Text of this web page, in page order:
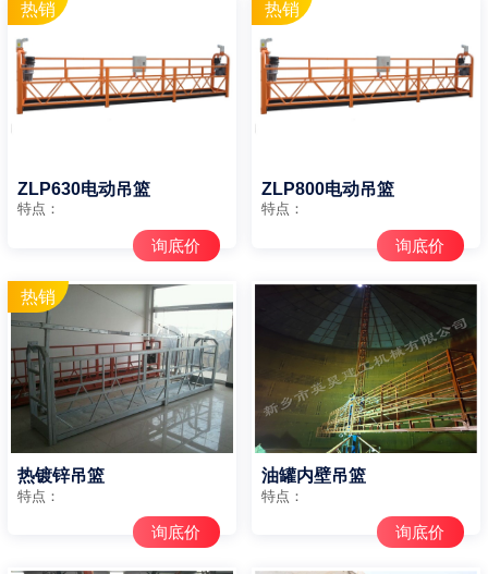
ZLP630电动吊篮
特点：
询底价
ZLP800电动吊篮
特点：
询底价
热镀锌吊篮
特点：
询底价
油罐内壁吊篮
特点：
询底价